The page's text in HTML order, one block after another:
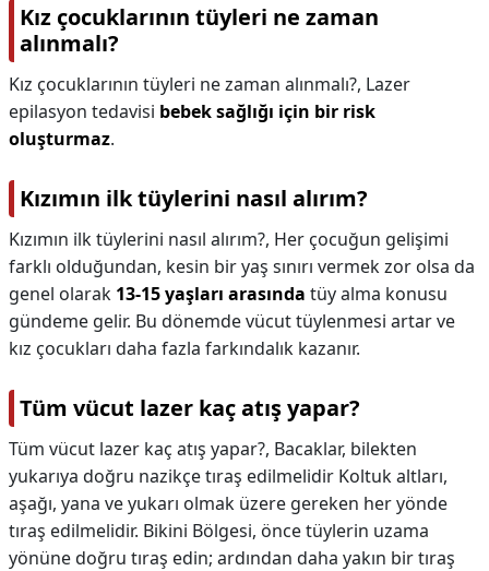
Kız çocuklarının tüyleri ne zaman
alınmalı?
Kız çocuklarının tüyleri ne zaman alınmalı?, Lazer
epilasyon tedavisi bebek sağlığı için bir risk
oluşturmaz.
Kızımın ilk tüylerini nasıl alırım?
Kızımın ilk tüylerini nasıl alırım?, Her çocuğun gelişimi
farklı olduğundan, kesin bir yaş sınırı vermek zor olsa da
genel olarak 13-15 yaşları arasında tüy alma konusu
gündeme gelir. Bu dönemde vücut tüylenmesi artar ve
kız çocukları daha fazla farkındalık kazanır.
Tüm vücut lazer kaç atış yapar?
Tüm vücut lazer kaç atış yapar?, Bacaklar, bilekten
yukarıya doğru nazikçe tıraş edilmelidir Koltuk altları,
aşağı, yana ve yukarı olmak üzere gereken her yönde
tıraş edilmelidir. Bikini Bölgesi, önce tüylerin uzama
yönüne doğru tıraş edin; ardından daha yakın bir tıraş